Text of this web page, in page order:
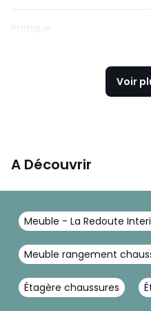
Pratique
Voir
A Découvrir
Meuble - La Redoute
Meuble rangement
Étagère chaussures